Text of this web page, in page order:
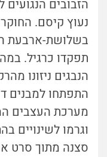
הזבובים
נעוץ קיסם.
בשלושת-ארבעת
תפקדו כרגיל.
הנבגים ניזונו
התפתחו למבנים
מערכת העצבים
וגרמו לשינויים
סצנה מתוך סרט